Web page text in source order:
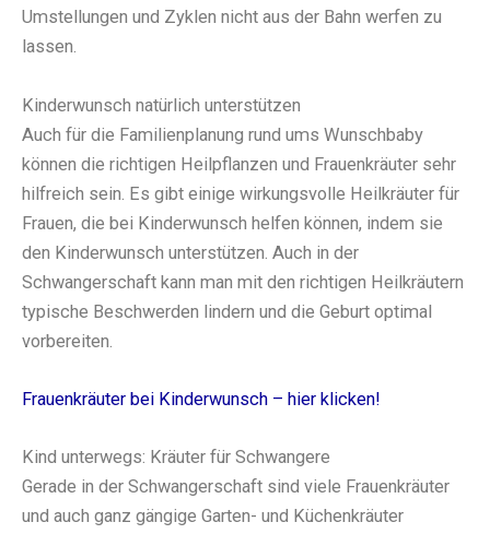
Umstellungen und Zyklen nicht aus der Bahn werfen zu
lassen.
Kinderwunsch natürlich unterstützen
Auch für die Familienplanung rund ums Wunschbaby
können die richtigen Heilpflanzen und Frauenkräuter sehr
hilfreich sein. Es gibt einige wirkungsvolle Heilkräuter für
Frauen, die bei Kinderwunsch helfen können, indem sie
den Kinderwunsch unterstützen. Auch in der
Schwangerschaft kann man mit den richtigen Heilkräutern
typische Beschwerden lindern und die Geburt optimal
vorbereiten.
Frauenkräuter bei Kinderwunsch – hier klicken!
Kind unterwegs: Kräuter für Schwangere
Gerade in der Schwangerschaft sind viele Frauenkräuter
und auch ganz gängige Garten- und Küchenkräuter